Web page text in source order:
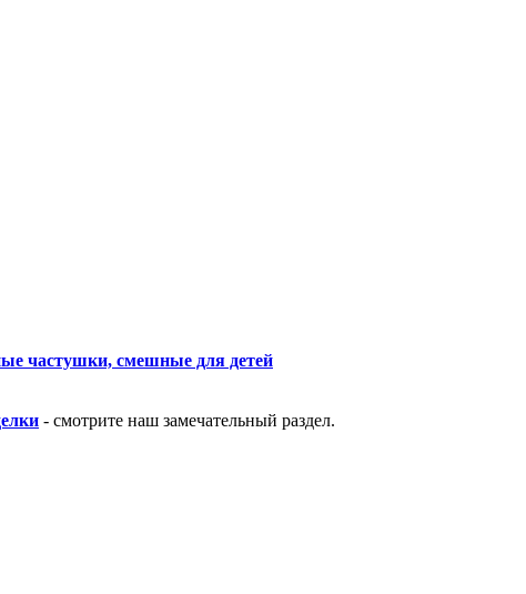
частушки, смешные для детей
- смотрите наш замечательный раздел.